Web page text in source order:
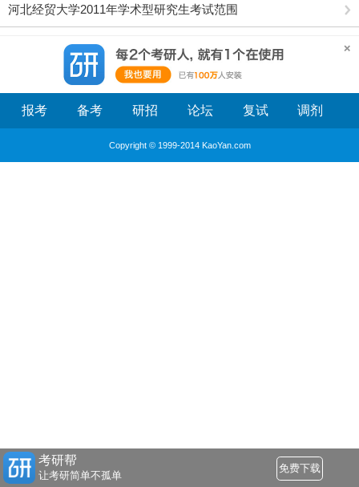
河北经贸大学2011年学术型研究生考试范围
报考 备考 研招 论坛 复试 调剂
Copyright © 1999-2014 KaoYan.com
考研帮
让考研简单不孤单
免费下载